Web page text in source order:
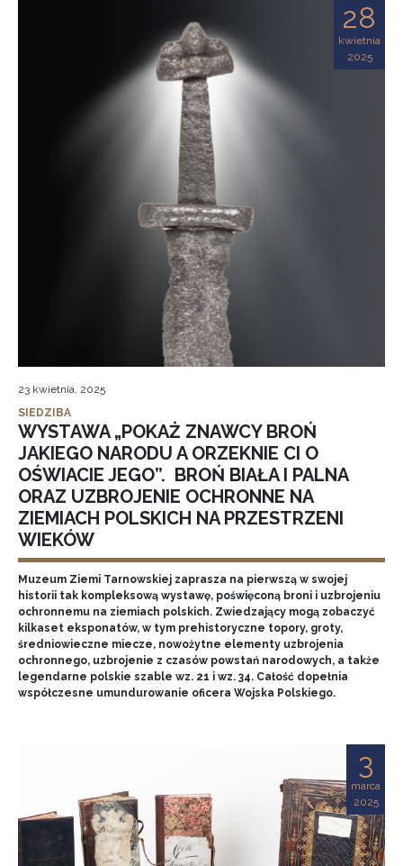
28
kwietnia
2025
23 kwietnia, 2025
SIEDZIBA
WYSTAWA „POKAŻ ZNAWCY BROŃ
JAKIEGO NARODU A ORZEKNIE CI O
OŚWIACIE JEGO”. BROŃ BIAŁA I PALNA
ORAZ UZBROJENIE OCHRONNE NA
ZIEMIACH POLSKICH NA PRZESTRZENI
WIEKÓW
Muzeum Ziemi Tarnowskiej zaprasza na pierwszą w swojej
historii tak kompleksową wystawę, poświęconą broni i uzbrojeniu
ochronnemu na ziemiach polskich. Zwiedzający mogą zobaczyć
kilkaset eksponatów, w tym prehistoryczne topory, groty,
średniowieczne miecze, nowożytne elementy uzbrojenia
ochronnego, uzbrojenie z czasów powstań narodowych, a także
legendarne polskie szable wz. 21 i wz. 34. Całość dopełnia
współczesne umundurowanie oficera Wojska Polskiego.
3
marca
2025